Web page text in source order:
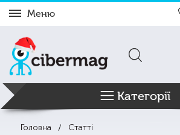
Меню
Категорії
Головна
Статті